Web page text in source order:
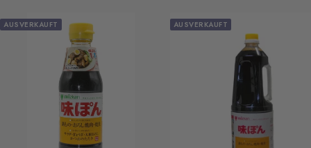
AUSVERKAUFT AUSVERKAUFT